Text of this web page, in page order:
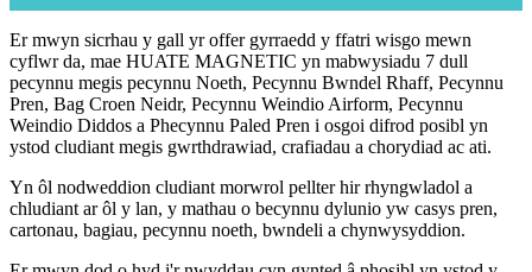
Er mwyn sicrhau y gall yr offer gyrraedd y ffatri wisgo mewn
cyflwr da, mae HUATE MAGNETIC yn mabwysiadu 7 dull
pecynnu megis pecynnu Noeth, Pecynnu Bwndel Rhaff, Pecynnu
Pren, Bag Croen Neidr, Pecynnu Weindio Airform, Pecynnu
Weindio Diddos a Phecynnu Paled Pren i osgoi difrod posibl yn
ystod cludiant megis gwrthdrawiad, crafiadau a chorydiad ac ati.
Yn ôl nodweddion cludiant morwrol pellter hir rhyngwladol a
chludiant ar ôl y lan, y mathau o becynnu dylunio yw casys pren,
cartonau, bagiau, pecynnu noeth, bwndeli a chynwysyddion.